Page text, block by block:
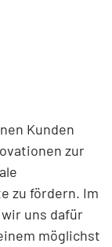
Kunden
zur
zu fördern. Im
uns dafür
möglichst